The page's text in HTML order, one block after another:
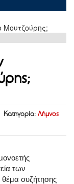
Κατηγορία: Λήμνος
των
θέμα συζήτησης